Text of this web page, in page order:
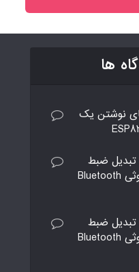
ها
نوشتن یک
ضبط
صوت قدیمی به مدل بلوتوثی Bluetooth
ضبط
صوت قدیمی به مدل بلوتوثی Bluetooth